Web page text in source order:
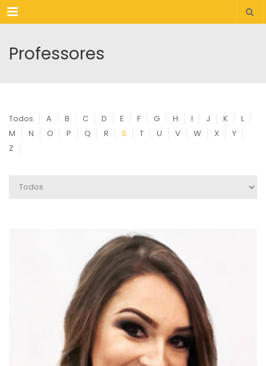
Menu
Professores
Todos A B C D E F G H I J K
L
M
N O P Q R S T U V W X
Y
Z